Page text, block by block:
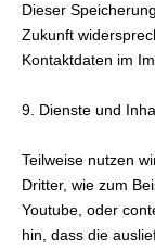
Dieser
Zukunft
Kontaktdaten im
9. Dienste und
Teilweise nutzen
Dritter, wie zum
Youtube, oder
hin, dass die